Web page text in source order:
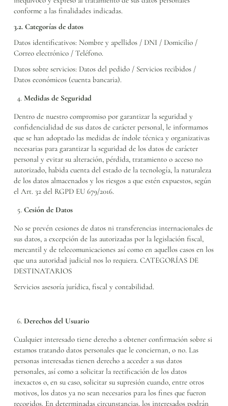
conforme a las finalidades indicadas.
3.2. Categorías de datos
Datos identificativos: Nombre y apellidos / DNI / Domicilio /
Correo electrónico / Teléfono.
Datos sobre servicios: Datos del pedido / Servicios recibidos /
Datos económicos (cuenta bancaria).
Medidas de Seguridad
Dentro de nuestro compromiso por garantizar la seguridad y
confidencialidad de sus datos de carácter personal, le informamos
que se han adoptado las medidas de índole técnica y organizativas
necesarias para garantizar la seguridad de los datos de carácter
personal y evitar su alteración, pérdida, tratamiento o acceso no
autorizado, habida cuenta del estado de la tecnología, la naturaleza
de los datos almacenados y los riesgos a que estén expuestos, según
el Art. 32 del RGPD EU 679/2016.
Cesión de Datos
No se prevén cesiones de datos ni transferencias internacionales de
sus datos, a excepción de las autorizadas por la legislación fiscal,
mercantil y de telecomunicaciones así como en aquellos casos en los
que una autoridad judicial nos lo requiera. CATEGORÍAS DE
DESTINATARIOS
Servicios asesoría jurídica, fiscal y contabilidad.
Derechos del Usuario
Cualquier interesado tiene derecho a obtener confirmación sobre si
estamos tratando datos personales que le conciernan, o no. Las
personas interesadas tienen derecho a acceder a sus datos
personales, así como a solicitar la rectificación de los datos
inexactos o, en su caso, solicitar su supresión cuando, entre otros
motivos, los datos ya no sean necesarios para los fines que fueron
recogidos. En determinadas circunstancias, los interesados podrán